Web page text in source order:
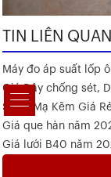
TIN LIÊN QUAN
Máy đo áp suất lốp
Giá Dây chống sét,
Sắt V Mạ Kẽm Giá
Giá que hàn năm
Giá lưới B40 năm